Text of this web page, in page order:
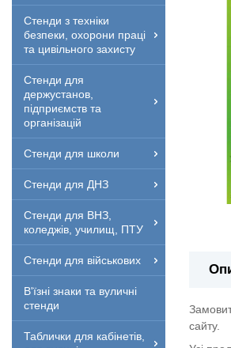
Стенди з техніки
безпеки, охорони праці
та цивільного захисту
Стенди для
держустанов,
підприємств та
організацій
Стенди для школи
Стенди для ДНЗ
Стенди для ВНЗ,
коледжів, училищ, ПТУ
Стенди для військових
В'їзні знаки та вуличні
стенди
Таблички для кабінетів,
сайту.